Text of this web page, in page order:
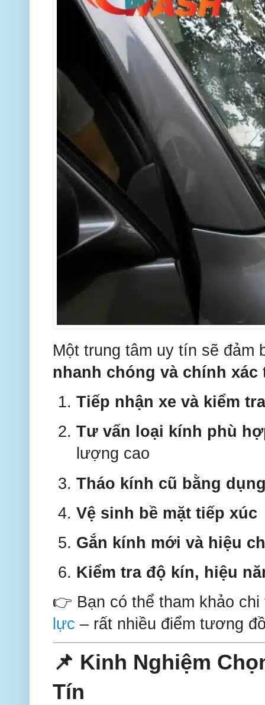
Một trung tâm uy tín sẽ
nhanh chóng và chính xác
Tiếp nhận xe và kiểm
Tư vấn loại kính phù
lượng cao
Tháo kính cũ bằng
Vệ sinh bề mặt tiếp xúc
Gắn kính mới và hiệu
Kiểm tra độ kín, hiệu
👉 Bạn có thể tham khảo
lực – rất nhiều điểm tương
📌 Kinh Nghiệm
Tín